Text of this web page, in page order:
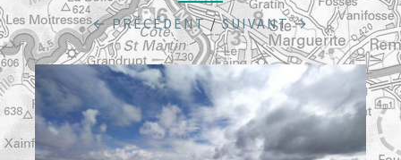
← PRÉCÉDENT/SUIVANT →